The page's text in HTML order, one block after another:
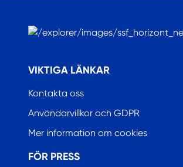
VIKTIGA LÄNKAR
Kontakta oss
Användarvillkor och GDPR
Mer information om cookies
FÖR PRESS